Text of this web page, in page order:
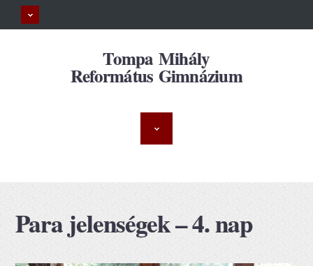
Tompa Mihály
Református Gimnázium
Para jelenségek – 4. nap